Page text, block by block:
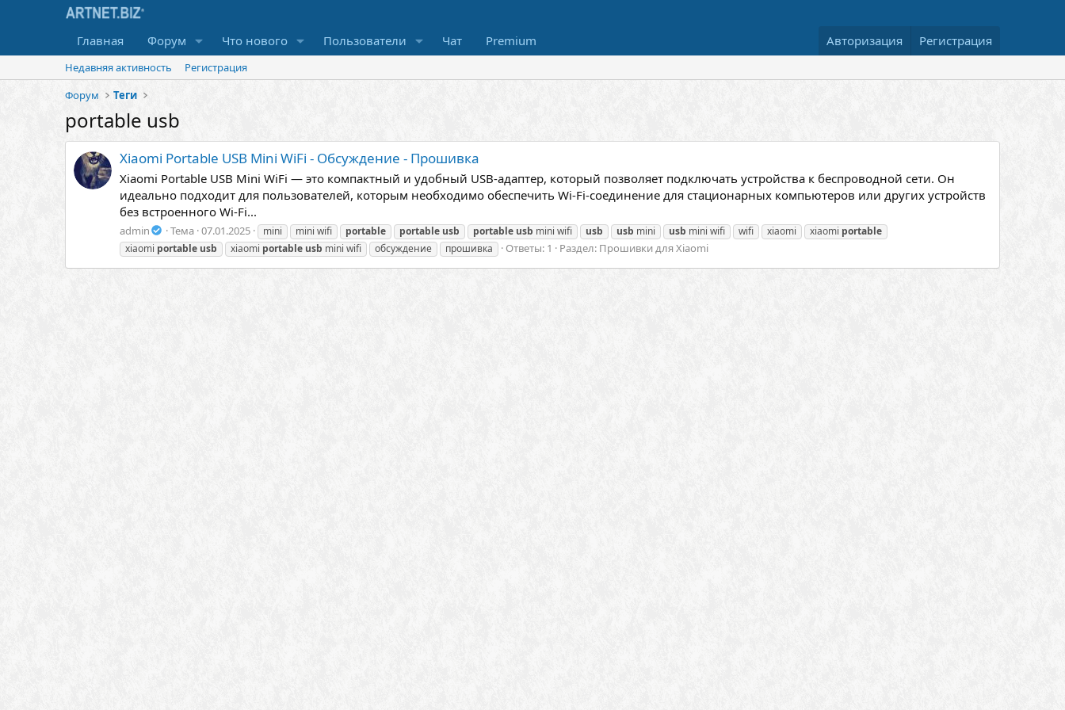
Главная Форум Что нового Пользователи Чат Premium Авторизация Регистрация
Недавняя активность
Регистрация
Форум
Теги
portable usb
Xiaomi Portable USB Mini WiFi - Обсуждение - Прошивка
Xiaomi Portable USB Mini WiFi — это компактный и удобный USB-адаптер, который позволяет подключать устройства к беспроводной сети. Он
идеально подходит для пользователей, которым необходимо обеспечить Wi-Fi-соединение для стационарных компьютеров или других устройств
без встроенного Wi-Fi...
admin Тема 07.01.2025 mini mini wifi portable portable usb portable usb mini wifi usb usb mini usb mini wifi wifi xiaomi xiaomi portable
xiaomi portable usb xiaomi portable usb mini wifi обсуждение прошивка Ответы: 1 Раздел: Прошивки для Xiaomi